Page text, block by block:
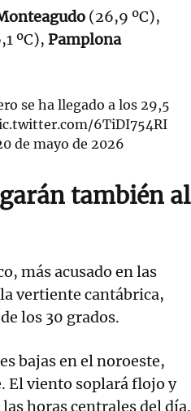
(26,9 ºC),
ºC), Pamplona
se ha llegado a los 29,5
6TiDI754RI
de mayo de 2026
también al
más acusado en las
vertiente cantábrica,
los 30 grados.
bajas en el noroeste,
El viento soplará flojo y
horas centrales del día.